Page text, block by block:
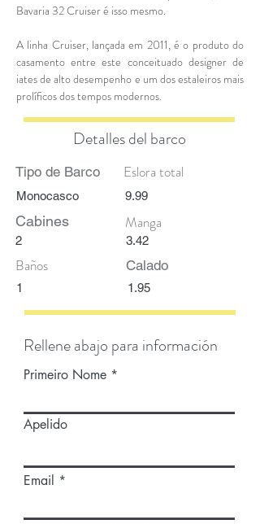
Bavaria 32 Cruiser é isso mesmo.
A linha Cruiser, lançada em 2011, é o produto do
casamento entre este conceituado designer de
iates de alto desempenho e um dos estaleiros mais
prolíficos dos tempos modernos.
Detalles del barco
Tipo de Barco Eslora total
Monocasco
Cabines
2
Baños
1
9.99
Manga
3.42
Calado
1.95
Rellene abajo para información
Primeiro Nome
Apelido
Email